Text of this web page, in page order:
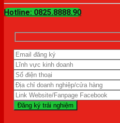
Hotline: 0825.8888.90